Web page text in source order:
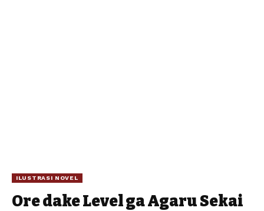
ILUSTRASI NOVEL
Ore dake Level ga Agaru Sekai